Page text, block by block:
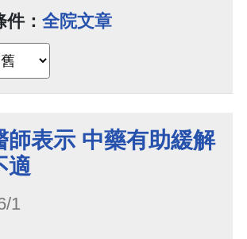
： 全院文章
師表示 中藥有助緩解
適
1